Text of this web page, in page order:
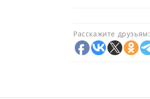
Расскажите друзьям: